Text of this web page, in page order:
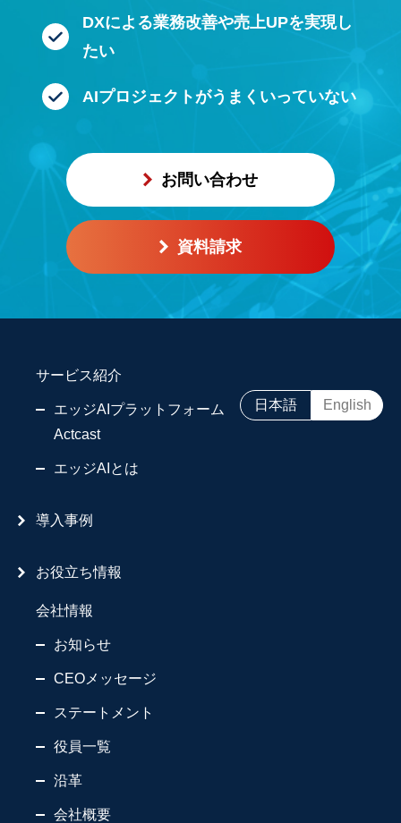
DXによる業務改善や売上UPを実現し
たい
AIプロジェクトがうまくいっていない
お問い合わせ
資料請求
サービス紹介
エッジAIプラットフォーム
Actcast
エッジAIとは
導入事例
お役立ち情報
会社情報
お知らせ
CEOメッセージ
ステートメント
役員一覧
沿革
会社概要
日本語 English